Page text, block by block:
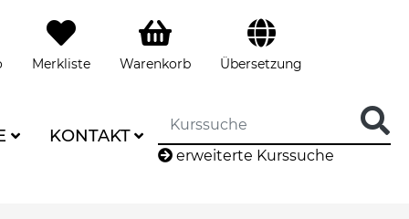
Merkliste Warenkorb Übersetzung
KONTAKT
erweiterte Kurssuche